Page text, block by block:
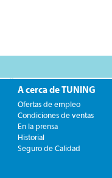
A cerca de TUNING
Ofertas de empleo
Condiciones de ventas
En la prensa
Historial
Seguro de Calidad